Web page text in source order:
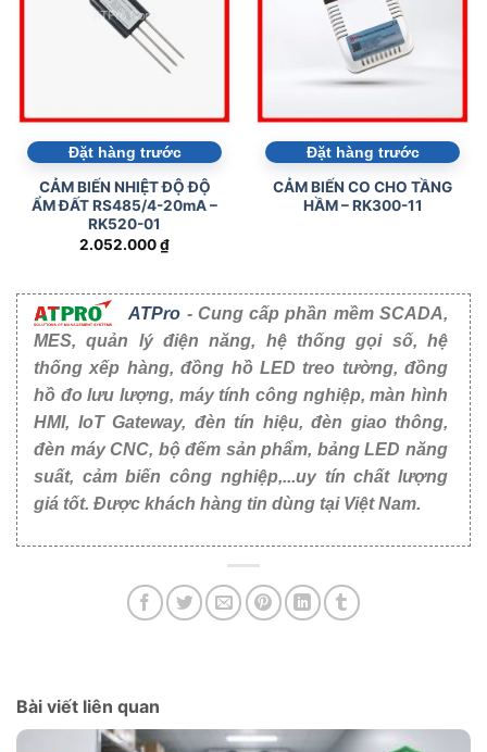
Đặt hàng trước
CẢM BIẾN NHIỆT ĐỘ ĐỘ
ẨM ĐẤT RS485/4-20mA –
RK520-01
2.052.000₫
Đặt hàng trước
CẢM BIẾN CO CHO TẦNG
HẦM – RK300-11
ATPro - Cung cấp phần mềm SCADA,
MES, quản lý điện năng, hệ thống gọi số, hệ
thống xếp hàng, đồng hồ LED treo tường, đồng
hồ đo lưu lượng, máy tính công nghiệp, màn hình
HMI, IoT Gateway, đèn tín hiệu, đèn giao thông,
đèn máy CNC, bộ đếm sản phẩm, bảng LED năng
suất, cảm biến công nghiệp,...uy tín chất lượng
giá tốt. Được khách hàng tin dùng tại Việt Nam.
Bài viết liên quan